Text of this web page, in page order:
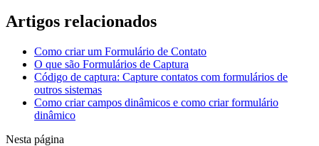
Artigos relacionados
Como criar um Formulário de Contato
O que são Formulários de Captura
Código de captura: Capture contatos com formulários de
outros sistemas
Como criar campos dinâmicos e como criar formulário
dinâmico
Nesta página